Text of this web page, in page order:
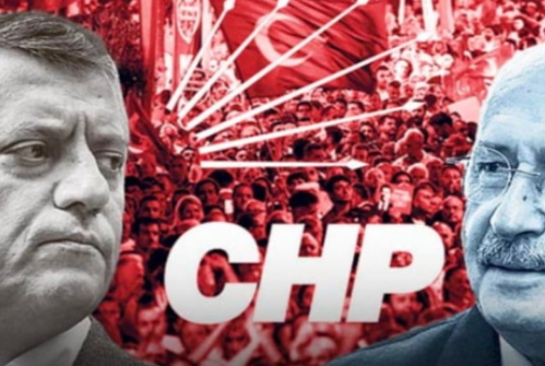
CHP eski Genel Başkanı Kemal Kılıçdaroğlu'nun röportaj verdiği
haberlerini 'beğenerek takip ettiğini' söylediği yandaş gazeteci
CHP'ye yönelik 'mutlak butlan' kararının cuma günü UYAP
yüklenebileceğini belirtti. Öte yandan Ankara kulislerinde
kararı için cuma gününün özel olarak seçildiği, Kurban
nedeniyle piyasaların 9 gün kapalı olacak olmasının 'ekonomik
engellemek için bir fırsat olduğunun konuşulduğu öne